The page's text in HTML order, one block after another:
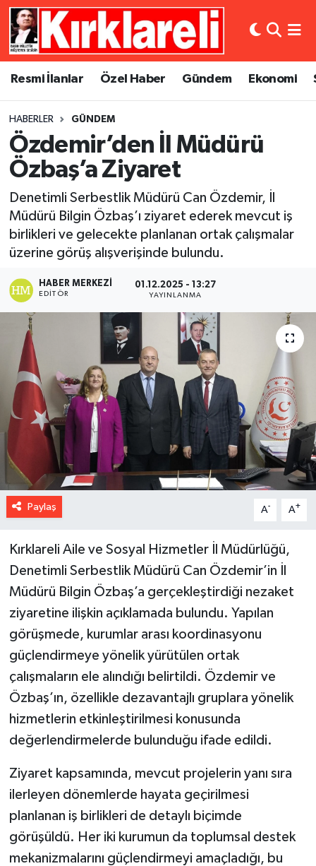
Resmi İlanlar Özel Haber Gündem Ekonomi
HABERLER GÜNDEM
Özdemir’den İl Müdürü
Özbaş’a Ziyaret
Denetimli Serbestlik Müdürü Can Özdemir, İl
Müdürü Bilgin Özbaş’ı ziyaret ederek mevcut iş
birlikleri ve gelecekte planlanan ortak çalışmalar
üzerine görüş alışverişinde bulundu.
HABER MERKEZI
EDITÖR
01.12.2025 - 13:27
YAYINLANMA
Paylaş A- A+
Kırklareli Aile ve Sosyal Hizmetler İl Müdürlüğü,
Denetimli Serbestlik Müdürü Can Özdemir’in İl
Müdürü Bilgin Özbaş’a gerçekleştirdiği nezaket
ziyaretine ilişkin açıklamada bulundu. Yapılan
görüşmede, kurumlar arası koordinasyonu
güçlendirmeye yönelik yürütülen ortak
çalışmaların ele alındığı belirtildi. Özdemir ve
Özbaş’ın, özellikle dezavantajlı gruplara yönelik
hizmetlerin etkinleştirilmesi konusunda
değerlendirmelerde bulunduğu ifade edildi.
Ziyaret kapsamında, mevcut projelerin yanı sıra
ilerleyen dönemlerde hayata geçirilmesi
planlanan iş birlikleri de detaylı biçimde
görüşüldü. Her iki kurumun da toplumsal destek
mekanizmalarını güçlendirmeyi amaçladığı, bu
Resmi İlanlar
Gündem
Ekonomi
Siyaset
Spor
Asayiş
Dünya
Eğitim
Kültür Sanat
Magazin
Künye
Gizlilik Sözleşmesi
Merkez Nöbetçi Eczaneler
Merkez Trafik Yoğunluk Haritası
Süper Lig Puan Durumu ve Fikstür
Tüm Manşetler
Son Dakika Haberleri